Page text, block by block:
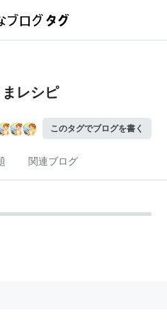
レシピ
このタグでブログを書く
関連ブログ